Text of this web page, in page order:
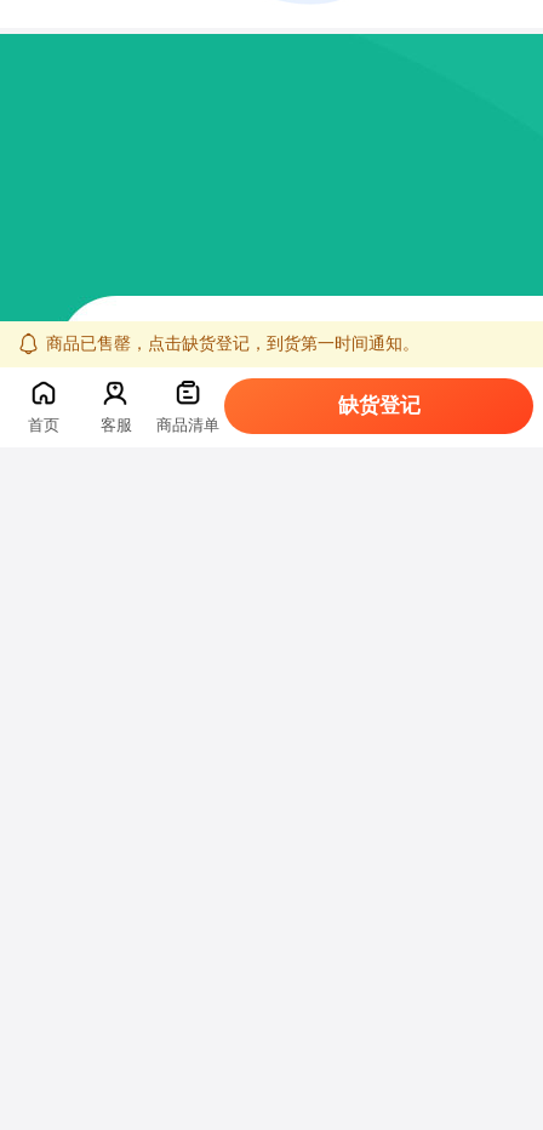
商品已售罄，点击缺货登记，到货第一时间通知。
首页 客服 商品清单
缺货登记